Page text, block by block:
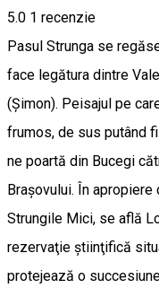
5.0 1 recenzie
Pasul Strunga se
face legătura dintre
(Şimon). Peisajul pe
frumos, de sus putând
ne poartă din Bucegi
Braşovului. În apropiere
Strungile Mici, se află
rezervaţie ştiinţifică
protejează o